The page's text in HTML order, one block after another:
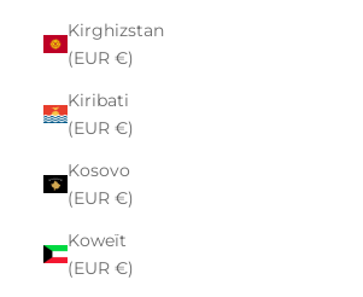
Kirghizstan
(EUR €)
Kiribati
(EUR €)
Kosovo
(EUR €)
Koweït
(EUR €)